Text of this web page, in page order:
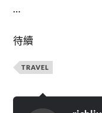
…
待續
TRAVEL